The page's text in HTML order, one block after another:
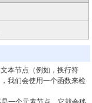
本节点（例如，换行符
我们会使用一个函数来检